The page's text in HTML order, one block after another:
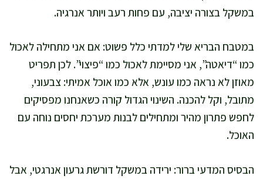
במשקל בצורה יציבה, עם פחות רעב ויותר אנרגיה.
במטבח הבריא שלי למדתי כלל פשוט: אם אני מתחילה לאכול
כמו “דיאטה”, אני מסיימת לאכול כמו “פיצוי”. לכן תפריט
מאוזן לא נראה כמו עונש, אלא כמו אוכל אמיתי: צבעוני,
מתובל, וקל להכנה. השינוי הגדול קורה כשאנחנו מפסיקים
לחפש פתרון מהיר ומתחילים לבנות מערכת יחסים נוחה עם
האוכל.
הבסיס המדעי ברור: ירידה במשקל דורשת גרעון אנרגטי, אבל